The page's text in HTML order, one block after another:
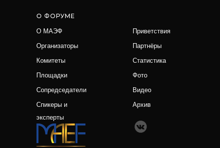
О ФОРУМЕ
О МАЭФ
Площадки
Приветствия
Фото
Организаторы
Комитеты
Сопредседатели
Спикеры и
эксперты
Партнёры
Статистика
Архив
Видео